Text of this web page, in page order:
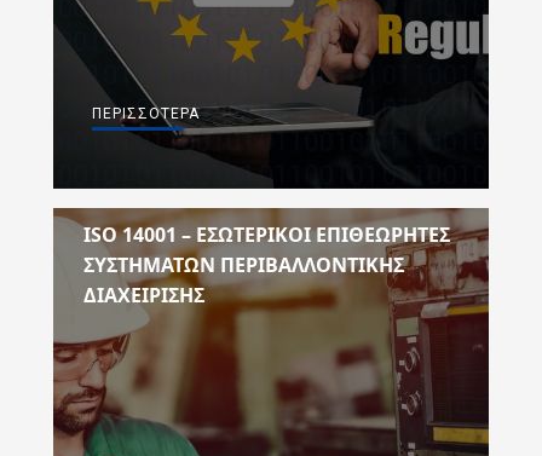
ΠΕΡΙΣΣΌΤΕΡΑ
ISO 14001 – ΕΣΩΤΕΡΙΚΟΙ ΕΠΙΘΕΩΡΗΤΕΣ
ΣΥΣΤΗΜΑΤΩΝ ΠΕΡΙΒΑΛΛΟΝΤΙΚΗΣ
ΔΙΑΧΕΙΡΙΣΗΣ